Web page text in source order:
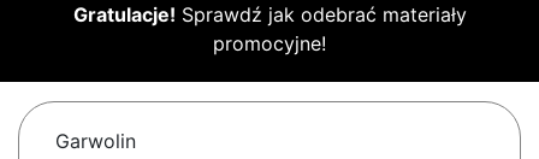
Gratulacje! Sprawdź jak odebrać materiały
promocyjne!
Garwolin